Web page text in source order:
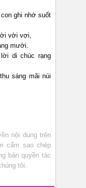
ghi nhớ suốt
vời vợi,
mười.
di chúc rạng
sáng mãi núi
nội dung trên
cấm sao chép
bản quyền tác
tôi.